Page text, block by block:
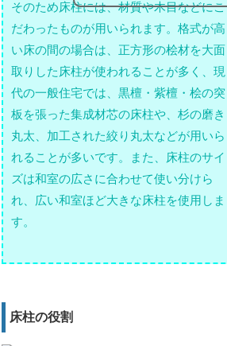
そのため床柱には、材質や木目などにこ
だわったものが用いられます。格式が高
い床の間の場合は、正方形の桧材を大面
取りした床柱が使われることが多く、現
代の一般住宅では、黒檀・紫檀・桧の突
板を張った集成材芯の床柱や、杉の磨き
丸太、加工された絞り丸太などが用いら
れることが多いです。また、床柱のサイ
ズは和室の広さに合わせて使い分けら
れ、広い和室ほど大きな床柱を使用しま
す。
床柱の役割